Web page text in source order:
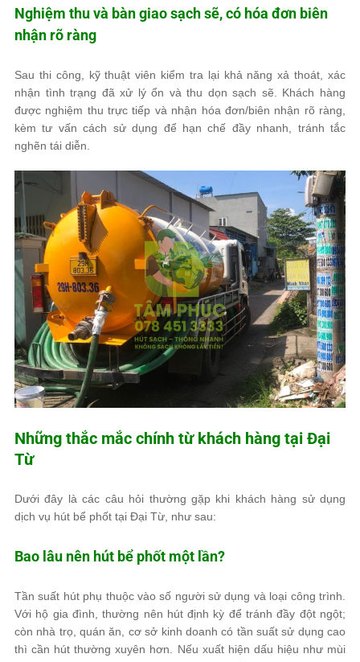
Nghiệm thu và bàn giao sạch sẽ, có hóa đơn biên
nhận rõ ràng
Sau thi công, kỹ thuật viên kiểm tra lại khả năng xả thoát, xác
nhận tình trạng đã xử lý ổn và thu dọn sạch sẽ. Khách hàng
được nghiệm thu trực tiếp và nhận hóa đơn/biên nhận rõ ràng,
kèm tư vấn cách sử dụng để hạn chế đầy nhanh, tránh tắc
nghẽn tái diễn.
Những thắc mắc chính từ khách hàng tại Đại
Từ
Dưới đây là các câu hỏi thường gặp khi khách hàng sử dụng
dịch vụ hút bể phốt tại Đại Từ, như sau:
Bao lâu nên hút bể phốt một lần?
Tần suất hút phụ thuộc vào số người sử dụng và loại công trình.
Với hộ gia đình, thường nên hút định kỳ để tránh đầy đột ngột;
còn nhà trọ, quán ăn, cơ sở kinh doanh có tần suất sử dụng cao
thì cần hút thường xuyên hơn. Nếu xuất hiện dấu hiệu như mùi